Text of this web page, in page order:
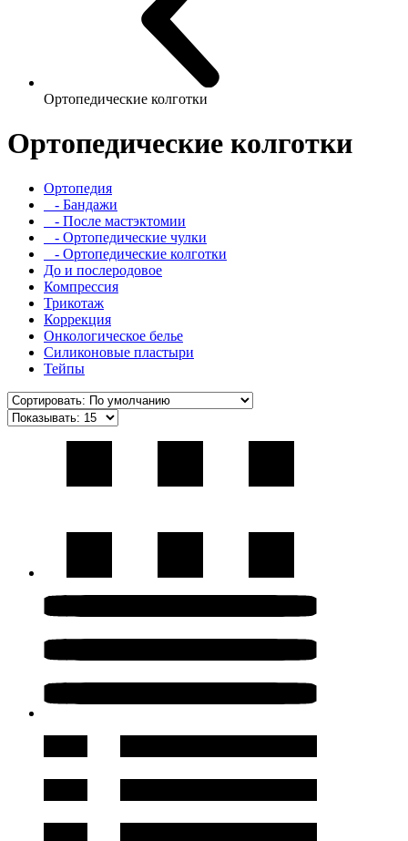
Ортопедические колготки
Ортопедические колготки
Ортопедия
- Бандажи
- После мастэктомии
- Ортопедические чулки
- Ортопедические колготки
До и послеродовое
Компрессия
Трикотаж
Коррекция
Онкологическое белье
Силиконовые пластыри
Тейпы